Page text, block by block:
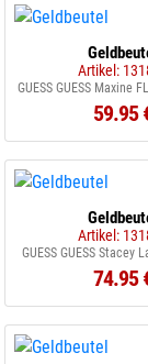
Artikel:
GUESS GUESS Maxine
59.95
Artikel:
GUESS GUESS Stacey
74.95